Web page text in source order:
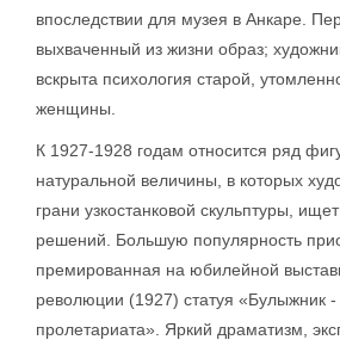
впоследствии для музея в Анкаре.
выхваченный из жизни образ;
вскрыта психология старой,
женщины.
К 1927-1928 годам относится ряд
натуральной величины, в которых
грани узкостанковой скульптуры,
решений. Большую популярность
премированная на юбилейной
революции (1927) статуя «Булыжник
пролетариата». Яркий драматизм,